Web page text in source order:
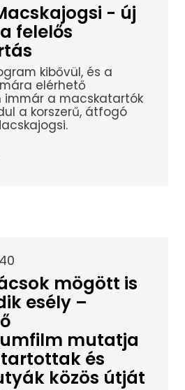
- új
felelős
kibővül, és a
elérhető
immár a macskatartók
a korszerű, átfogó
mögött is
esély –
mutatja
és
közös útját